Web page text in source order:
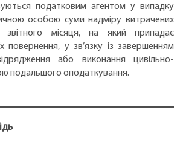
податковим агентом у випадку
особою суми надміру витрачених
звітного місяця, на який припадає
повернення, у зв’язку із завершенням
або виконання цивільно-
подальшого оподаткування.